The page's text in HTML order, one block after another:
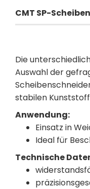
CMT SP-
Die
Auswahl der
stabilen
Anwendung:
Einsatz in
Ideal für
Technische